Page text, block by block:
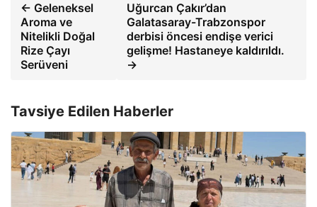
← Geleneksel
Aroma ve
Nitelikli Doğal
Rize Çayı
Serüveni
Uğurcan Çakır’dan
Galatasaray-Trabzonspor
derbisi öncesi endişe verici
gelişme! Hastaneye kaldırıldı.
→
Tavsiye Edilen Haberler